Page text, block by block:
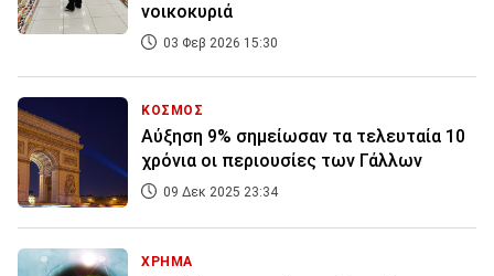
νοικοκυριά
03 Φεβ 2026 15:30
ΚΟΣΜΟΣ
Αύξηση 9% σημείωσαν τα τελευταία 10
χρόνια οι περιουσίες των Γάλλων
09 Δεκ 2025 23:34
ΧΡΗΜΑ